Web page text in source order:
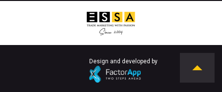
Design and developed by